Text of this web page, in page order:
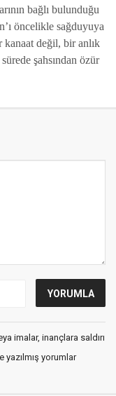
bağlı bulunduğu
öncelikle sağduyuya
değil, bir anlık
şahsından özür
imalar, inançlara saldırı
yazılmış yorumlar